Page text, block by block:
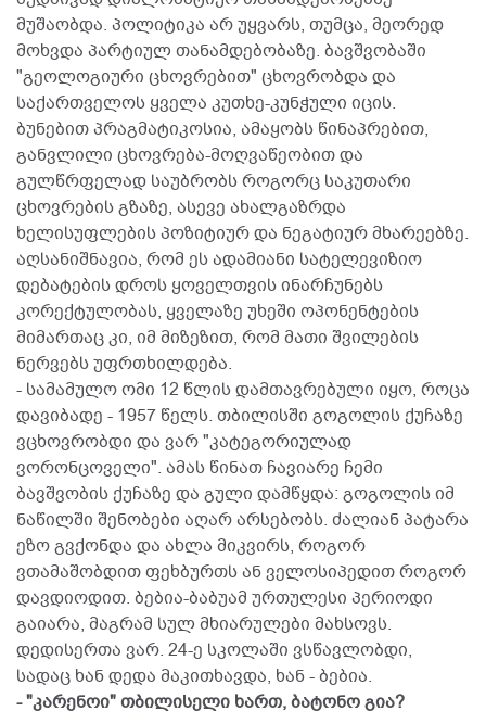
მუშაობდა. პოლიტიკა არ უყვარს, თუმცა, მეორედ
მოხვდა პარტიულ თანამდებობაზე. ბავშვობაში
"გეოლოგიური ცხოვრებით" ცხოვრობდა და
საქართველოს ყველა კუთხე-კუნჭული იცის.
ბუნებით პრაგმატიკოსია, ამაყობს წინაპრებით,
განვლილი ცხოვრება-მოღვაწეობით და
გულწრფელად საუბრობს როგორც საკუთარი
ცხოვრების გზაზე, ასევე ახალგაზრდა
ხელისუფლების პოზიტიურ და ნეგატიურ მხარეებზე.
აღსანიშნავია, რომ ეს ადამიანი სატელევიზიო
დებატების დროს ყოველთვის ინარჩუნებს
კორექტულობას, ყველაზე უხეში ოპონენტების
მიმართაც კი, იმ მიზეზით, რომ მათი შვილების
ნერვებს უფრთხილდება.
- სამამულო ომი 12 წლის დამთავრებული იყო, როცა
დავიბადე - 1957 წელს. თბილისში გოგოლის ქუჩაზე
ვცხოვრობდი და ვარ "კატეგორიულად
ვორონცოველი". ამას წინათ ჩავიარე ჩემი
ბავშვობის ქუჩაზე და გული დამწყდა: გოგოლის იმ
ნაწილში შენობები აღარ არსებობს. ძალიან პატარა
ეზო გვქონდა და ახლა მიკვირს, როგორ
ვთამაშობდით ფეხბურთს ან ველოსიპედით როგორ
დავდიოდით. ბებია-ბაბუამ ურთულესი პერიოდი
გაიარა, მაგრამ სულ მხიარულები მახსოვს.
დედისერთა ვარ. 24-ე სკოლაში ვსწავლობდი,
სადაც ხან დედა მაკითხავდა, ხან - ბებია.
- "კარენოი" თბილისელი ხართ, ბატონო გია?